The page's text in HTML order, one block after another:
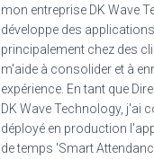
mon entreprise DK Wave
développe des
principalement chez des
m'aide à consolider et à
expérience. En tant que
DK Wave Technology, j'ai
déployé en production
de temps 'Smart